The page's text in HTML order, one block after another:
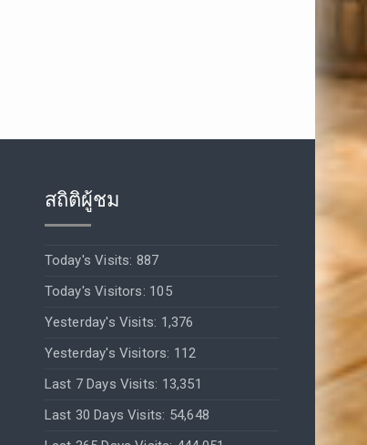
สถิติผู้ชม
Today's Visits: 887
Today's Visitors: 105
Yesterday's Visits: 1,376
Yesterday's Visitors: 112
Last 7 Days Visits: 13,351
Last 30 Days Visits: 54,648